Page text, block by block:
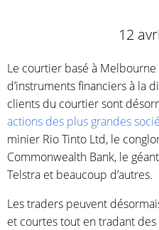
12
Le courtier basé à Melbourne
d’instruments financiers à la
clients du courtier sont
actions des plus grandes
minier Rio Tinto Ltd, le
Commonwealth Bank, le
Telstra et beaucoup d’autres.
Les traders peuvent
et courtes tout en tradant